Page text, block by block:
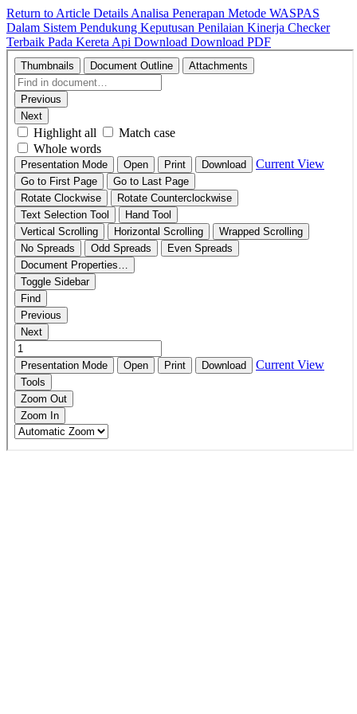
Return to Article Details Analisa Penerapan Metode WASPAS
Dalam Sistem Pendukung Keputusan Penilaian Kinerja Checker
Terbaik Pada Kereta Api Download Download PDF